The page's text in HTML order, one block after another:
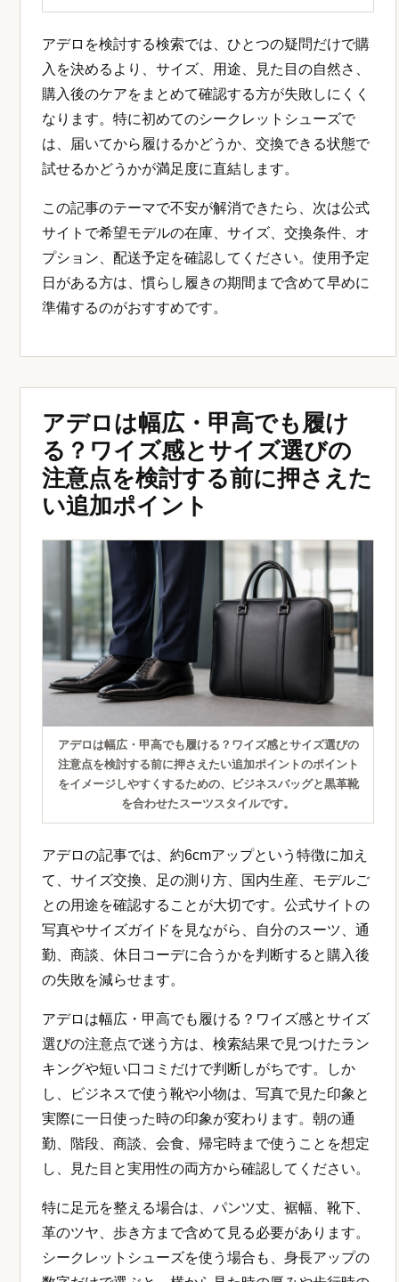
アデロを検討する検索では、ひとつの疑問だけで購
入を決めるより、サイズ、用途、見た目の自然さ、
購入後のケアをまとめて確認する方が失敗しにくく
なります。特に初めてのシークレットシューズで
は、届いてから履けるかどうか、交換できる状態で
試せるかどうかが満足度に直結します。
この記事のテーマで不安が解消できたら、次は公式
サイトで希望モデルの在庫、サイズ、交換条件、オ
プション、配送予定を確認してください。使用予定
日がある方は、慣らし履きの期間まで含めて早めに
準備するのがおすすめです。
アデロは幅広・甲高でも履け
る？ワイズ感とサイズ選びの
注意点を検討する前に押さえた
い追加ポイント
アデロは幅広・甲高でも履ける？ワイズ感とサイズ選びの
注意点を検討する前に押さえたい追加ポイントのポイント
をイメージしやすくするための、ビジネスバッグと黒革靴
を合わせたスーツスタイルです。
アデロの記事では、約6cmアップという特徴に加え
て、サイズ交換、足の測り方、国内生産、モデルご
との用途を確認することが大切です。公式サイトの
写真やサイズガイドを見ながら、自分のスーツ、通
勤、商談、休日コーデに合うかを判断すると購入後
の失敗を減らせます。
アデロは幅広・甲高でも履ける？ワイズ感とサイズ
選びの注意点で迷う方は、検索結果で見つけたラン
キングや短い口コミだけで判断しがちです。しか
し、ビジネスで使う靴や小物は、写真で見た印象と
実際に一日使った時の印象が変わります。朝の通
勤、階段、商談、会食、帰宅時まで使うことを想定
し、見た目と実用性の両方から確認してください。
特に足元を整える場合は、パンツ丈、裾幅、靴下、
革のツヤ、歩き方まで含めて見る必要があります。
シークレットシューズを使う場合も、身長アップの